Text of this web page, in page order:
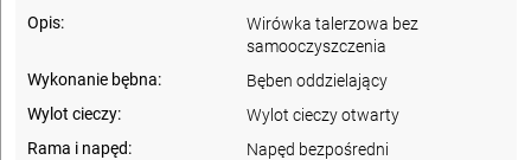
Opis:
Wirówka talerzowa bez
samooczyszczenia
Wykonanie bębna:
Bęben oddzielający
Wylot cieczy:
Wylot cieczy otwarty
Rama i napęd:
Napęd bezpośredni